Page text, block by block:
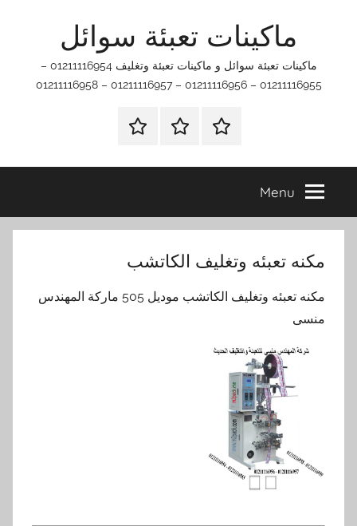
ماكينات تعبئة سوائل
ماكينات تعبئة سوائل و ماكينات تعبئة وتغليف 01211116954 –
01211116955 – 01211116956 – 01211116957 – 01211116958
اتصل
اتـصـل
في
التي
الرئيسيه
Menu
مكنه تعبئه وتغليف الكاتشب
مكنه تعبئه وتغليف الكاتشب موديل 505 ماركة المهندس
منسى